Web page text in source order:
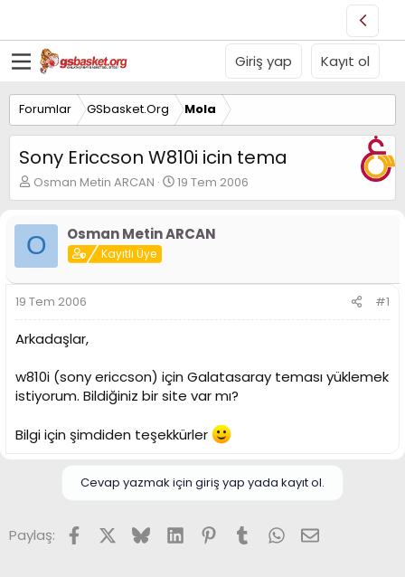
Giriş yap Kayıt ol
Forumlar GSbasket.Org Mola
Sony Ericcson W810i icin tema
K
o
u
B
a
ş
a
a
n
Osman Metin ARCAN
B
a
l
g
i
h
19 Tem 2006
O Osman Metin ARCAN
Kayıtlı Üye
19 Tem 2006 #1
Arkadaşlar,
w810i (sony ericcson) için Galatasaray teması yüklemek
istiyorum. Bildiğiniz bir site var mı?
Bilgi için şimdiden teşekkürler
Cevap yazmak için giriş yap yada kayıt ol.
Paylaş: FacebookX (Twitter)
BlueskyLinkedInPinterest
TumblrWhatsApp
E-posta